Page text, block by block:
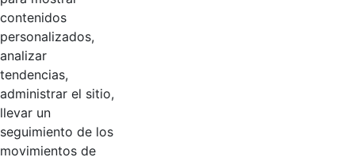
Torre 1 (Aire) - Piso 15, Bogotá D.C., Colombia
Código Postal: 111071
Linkedin
contenidos
personalizados,
analizar
tendencias,
administrar el sitio,
llevar un
seguimiento de los
movimientos de